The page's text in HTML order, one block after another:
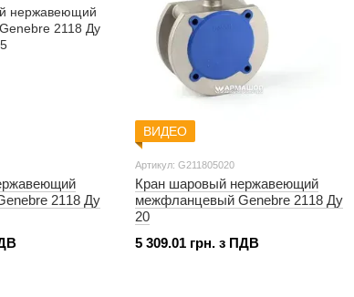
2118 Ду
ВИДЕО
Артикул: G211805020
Кран шаровый нержавеющий
межфланцевый Genebre 2118 Ду
20
5 309.01 грн. з ПДВ